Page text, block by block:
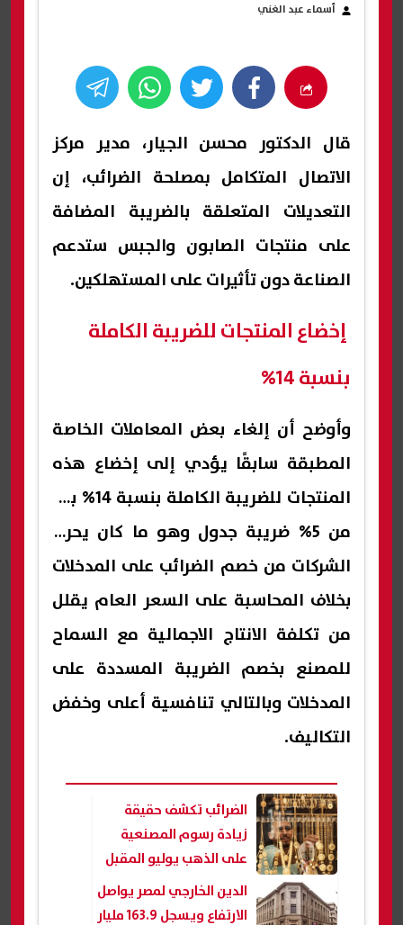
أسماء عبد الغني
قال الدكتور محسن الجيار، مدير مركز
الاتصال المتكامل بمصلحة الضرائب، إن
التعديلات المتعلقة بالضريبة المضافة
على منتجات الصابون والجبس ستدعم
الصناعة دون تأثيرات على المستهلكين.
إخضاع المنتجات للضريبة الكاملة
بنسبة 14%
وأوضح أن إلغاء بعض المعاملات الخاصة
المطبقة سابقًا يؤدي إلى إخضاع هذه
المنتجات للضريبة الكاملة بنسبة 14% بدلا
من 5% ضريبة جدول وهو ما كان يحرم
الشركات من خصم الضرائب على المدخلات
بخلاف المحاسبة على السعر العام يقلل
من تكلفة الانتاج الاجمالية مع السماح
للمصنع بخصم الضريبة المسددة على
المدخلات وبالتالي تنافسية أعلى وخفض
التكاليف.
الضرائب تكشف حقيقة
زيادة رسوم المصنعية
على الذهب يوليو المقبل
الدين الخارجي لمصر يواصل
الارتفاع ويسجل 163.9 مليار